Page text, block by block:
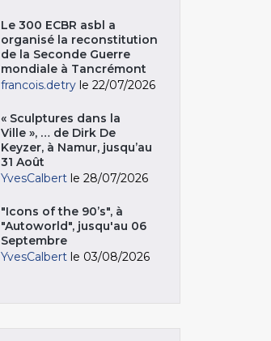
Le 300 ECBR asbl a
organisé la reconstitution
de la Seconde Guerre
mondiale à Tancrémont
francois.detry le 22/07/2026
« Sculptures dans la
Ville », … de Dirk De
Keyzer, à Namur, jusqu’au
31 Août
YvesCalbert le 28/07/2026
"Icons of the 90’s", à
"Autoworld", jusqu'au 06
Septembre
YvesCalbert le 03/08/2026